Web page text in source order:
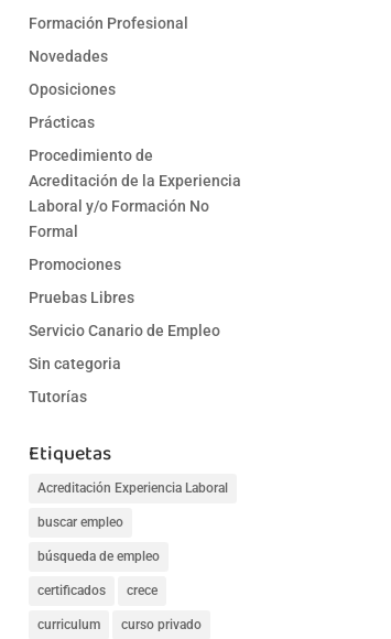
Formación Profesional
Novedades
Oposiciones
Prácticas
Procedimiento de
Acreditación de la Experiencia
Laboral y/o Formación No
Formal
Promociones
Pruebas Libres
Servicio Canario de Empleo
Sin categoria
Tutorías
Etiquetas
Acreditación Experiencia Laboral
buscar empleo
búsqueda de empleo
certificados crece
curriculum curso privado